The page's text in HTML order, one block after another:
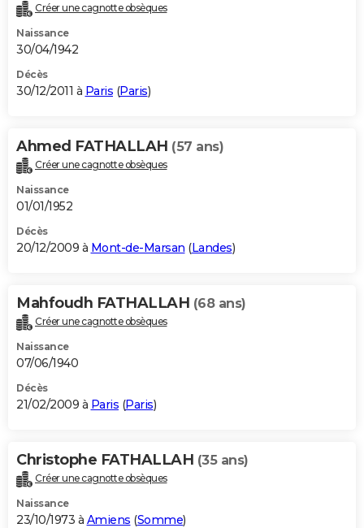
Créer une cagnotte obsèques
Naissance
30/04/1942
Décès
30/12/2011 à Paris (Paris)
Ahmed FATHALLAH (57 ans)
Créer une cagnotte obsèques
Naissance
01/01/1952
Décès
20/12/2009 à Mont-de-Marsan (Landes)
Mahfoudh FATHALLAH (68 ans)
Créer une cagnotte obsèques
Naissance
07/06/1940
Décès
21/02/2009 à Paris (Paris)
Christophe FATHALLAH (35 ans)
Créer une cagnotte obsèques
Naissance
23/10/1973 à Amiens (Somme)